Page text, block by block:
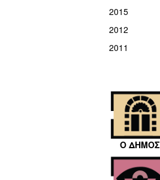
2015
2012
2011
Ο ΔΗΜΟΣ